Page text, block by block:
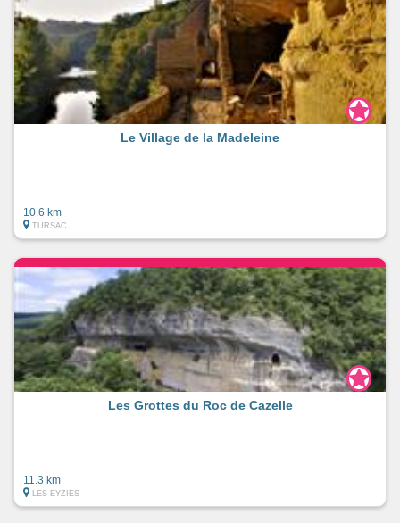
Le Village de la Madeleine
10.6 km
TURSAC
Les Grottes du Roc de Cazelle
11.3 km
LES EYZIES